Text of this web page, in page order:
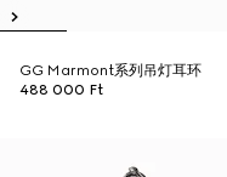
GG Marmont系列吊灯耳环
488 000 Ft